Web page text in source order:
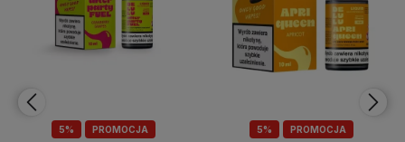
5% PROMOCJA 5% PROMOCJA